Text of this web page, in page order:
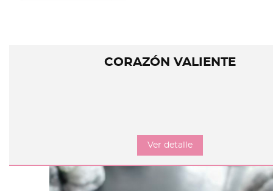
CORAZÓN VALIENTE
Ver detalle